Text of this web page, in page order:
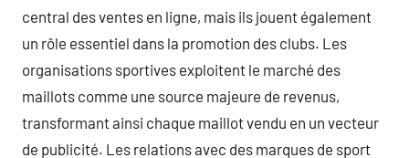
central des ventes en ligne, mais ils jouent également
un rôle essentiel dans la promotion des clubs. Les
organisations sportives exploitent le marché des
maillots comme une source majeure de revenus,
transformant ainsi chaque maillot vendu en un vecteur
de publicité. Les relations avec des marques de sport